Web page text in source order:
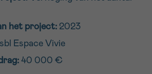
het project: 2023
Espace Vivie
40 000 €